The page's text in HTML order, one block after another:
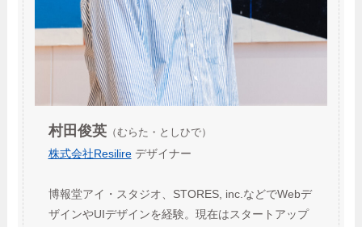
村田俊英（むらた・としひで）
株式会社Resilireデザイナー
博報堂アイ・スタジオ、STORES, inc.などでWebデ
ザインやUIデザインを経験。現在はスタートアップ